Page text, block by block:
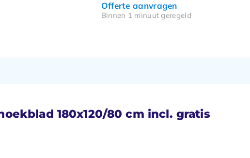
Offerte aanvragen
Binnen 1 minuut geregeld
180x120/80 cm incl. gratis